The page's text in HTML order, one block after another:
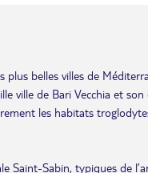
plus belles villes de
ville de Bari Vecchia et
les habitats
Saint-Sabin, typiques de